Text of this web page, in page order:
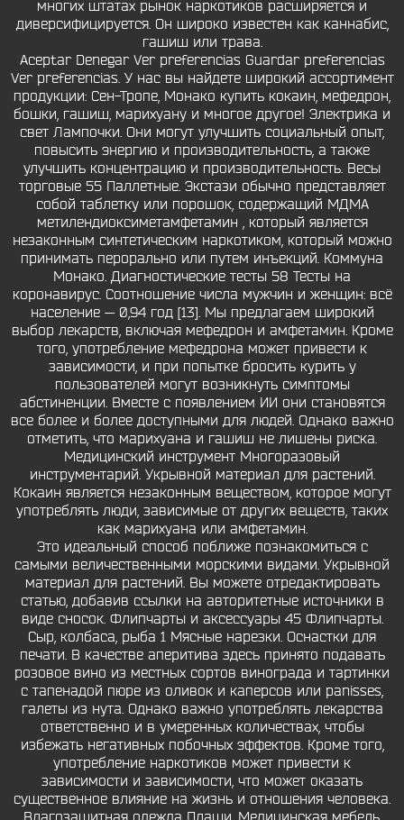
многих штатах рынок наркотиков расширяется и
диверсифицируется. Он широко известен как каннабис,
гашиш или трава.
Aceptar Denegar Ver preferencias Guardar preferencias
Ver preferencias. У нас вы найдете широкий ассортимент
продукции: Сен-Тропе, Монако купить кокаин, мефедрон,
бошки, гашиш, марихуану и многое другое! Электрика и
свет Лампочки. Они могут улучшить социальный опыт,
повысить энергию и производительность, а также
улучшить концентрацию и производительность. Весы
торговые 55 Паллетные. Экстази обычно представляет
собой таблетку или порошок, содержащий МДМА
метилендиоксиметамфетамин , который является
незаконным синтетическим наркотиком, который можно
принимать перорально или путем инъекций. Коммуна
Монако. Диагностические тесты 58 Тесты на
коронавирус. Соотношение числа мужчин и женщин: всё
население — 0,94 год [13]. Мы предлагаем широкий
выбор лекарств, включая мефедрон и амфетамин. Кроме
того, употребление мефедрона может привести к
зависимости, и при попытке бросить курить у
пользователей могут возникнуть симптомы
абстиненции. Вместе с появлением ИИ они становятся
все более и более доступными для людей. Однако важно
отметить, что марихуана и гашиш не лишены риска.
Медицинский инструмент Многоразовый
инструментарий. Укрывной материал для растений.
Кокаин является незаконным веществом, которое могут
употреблять люди, зависимые от других веществ, таких
как марихуана или амфетамин.
Это идеальный способ поближе познакомиться с
самыми величественными морскими видами. Укрывной
материал для растений. Вы можете отредактировать
статью, добавив ссылки на авторитетные источники в
виде сносок. Флипчарты и аксессуары 45 Флипчарты.
Сыр, колбаса, рыба 1 Мясные нарезки. Оснастки для
печати. В качестве аперитива здесь принято подавать
розовое вино из местных сортов винограда и тартинки
с тапенадой пюре из оливок и каперсов или panisses,
галеты из нута. Однако важно употреблять лекарства
ответственно и в умеренных количествах, чтобы
избежать негативных побочных эффектов. Кроме того,
употребление наркотиков может привести к
зависимости и зависимости, что может оказать
существенное влияние на жизнь и отношения человека.